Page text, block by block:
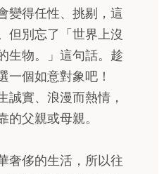
變得任性、挑剔，這
但別忘了「世界上沒
生物。」這句話。趁
一個如意對象吧！
誠實、浪漫而熱情，
的父親或母親。
奢侈的生活，所以往